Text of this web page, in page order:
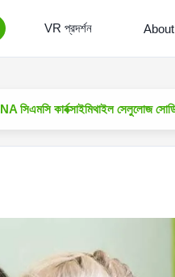
VR প্রদর্শন
NA সিএমসি কার্বক্সাইমিথাইল সেলুলোজ